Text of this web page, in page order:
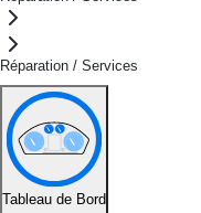
Réparation / Services
Tableau de Bord